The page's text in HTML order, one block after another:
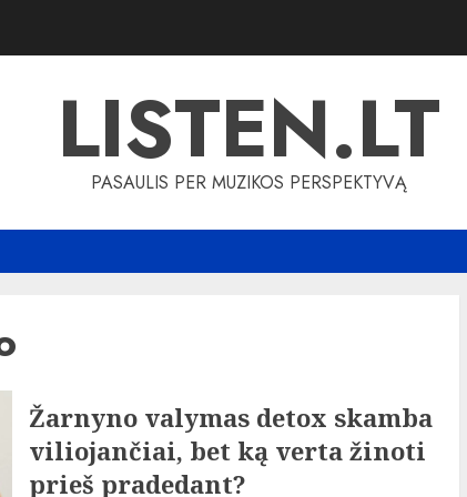
LISTEN.LT
PASAULIS PER MUZIKOS PERSPEKTYVĄ
Žarnyno valymas detox skamba
viliojančiai, bet ką verta žinoti
prieš pradedant?